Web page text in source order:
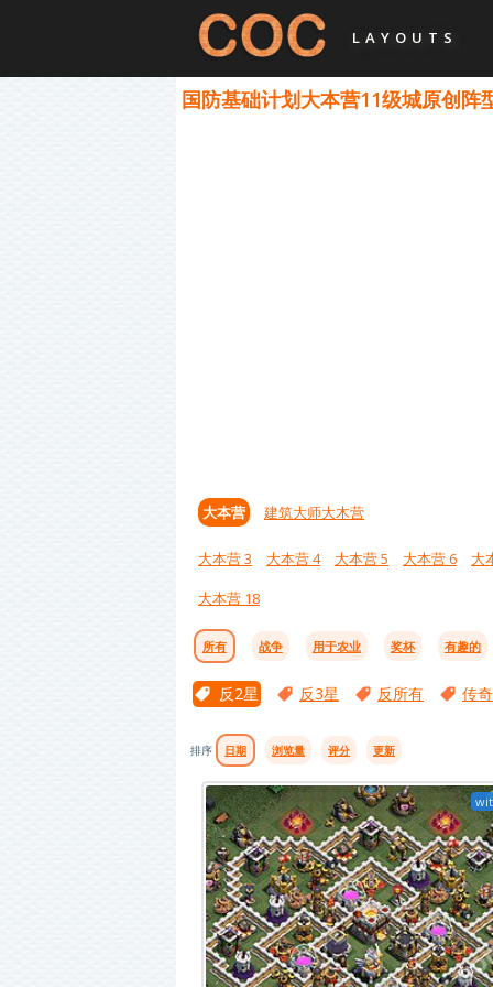
LAYOUTS
国防基础计划大本营11级城原创
大本营 建筑大师大木营
大本营 3 大本营 4 大本营 5 大本营 6
大
大本营 18
所有 战争 用于农业 奖杯 有趣的
反2星 反3星 反所有 传
排序 日期 浏览量 评分 更新